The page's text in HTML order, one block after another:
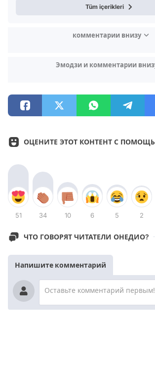
Tüm içerikleri
комментарии внизу
Эмодзи и комментарии
ОЦЕНИТЕ ЭТОТ КОНТЕНТ С
51 34 10 6 5 2
ЧТО ГОВОРЯТ ЧИТАТЕЛИ ОНЕДИО?
Напишите комментарий